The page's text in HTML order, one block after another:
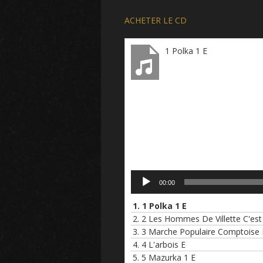
ACHETER LE CD
1 Polka 1 E
00:00
1. 1 Polka 1 E
2. 2 Les Hommes De Villette C'est
3. 3 Marche Populaire Comptoise
4. 4 L'arbois E
5. 5 Mazurka 1 E